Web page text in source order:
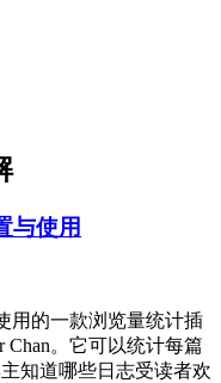
与使用
用的一款浏览量统计插
Chan。它可以统计每篇
知道哪些日志受读者欢